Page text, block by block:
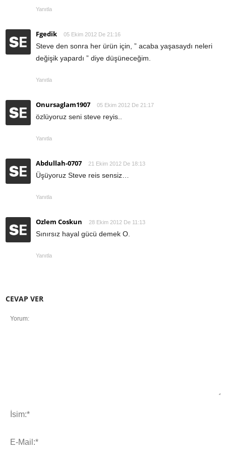
Yanıtla
Fgedik 05 Ekim 2012 De 21:16
Steve den sonra her ürün için, ” acaba yaşasaydı neleri
değişik yapardı ” diye düşüneceğim.
Yanıtla
Onursaglam1907 05 Ekim 2012 De 21:17
özlüyoruz seni steve reyis..
Yanıtla
Abdullah-0707 21 Ekim 2012 De 18:13
Üşüyoruz Steve reis sensiz…
Yanıtla
Ozlem Coskun 28 Ekim 2012 De 11:13
Sınırsız hayal gücü demek O.
Yanıtla
CEVAP VER